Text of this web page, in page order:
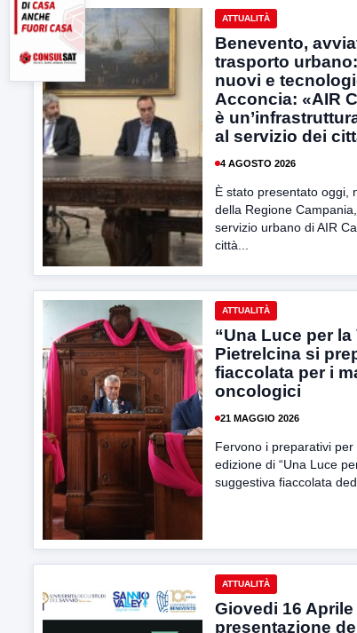
ATTUALITÀ
Benevento,
trasporto
nuovi e
Acconcia: «AIR
è
al servizio dei
4 AGOSTO 2026
È stato presentato oggi,
della Regione
servizio urbano di AIR
città...
ATTUALITÀ
“Una Luce per la
Pietrelcina si
fiaccolata per i
oncologici
21 MAGGIO 2026
Fervono i preparativi per
edizione di “Una Luce
suggestiva fiaccolata
ATTUALITÀ
Giovedi 16 Aprile
presentazione